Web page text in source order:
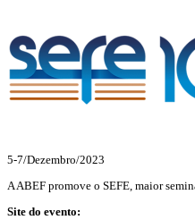
5-7/Dezembro/2023
A ABEF promove o SEFE, maior
Site do evento: